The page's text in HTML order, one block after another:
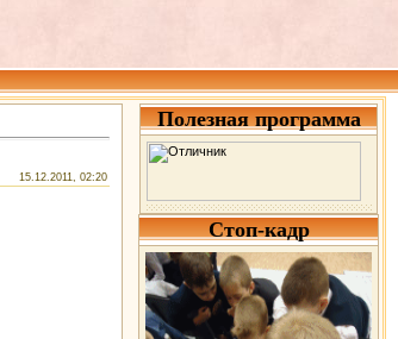
15.12.2011, 02:20
Полезная программа
Стоп-кадр